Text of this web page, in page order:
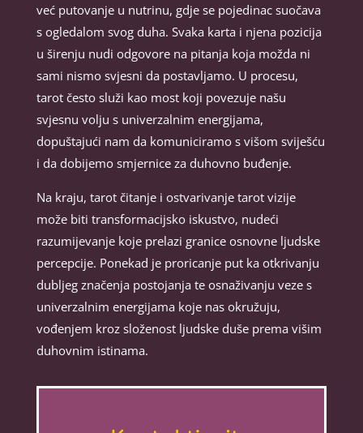
već putovanje u nutrinu, gdje se pojedinac suočava
s ogledalom svog duha. Svaka karta i njena pozicija
u širenju nudi odgovore na pitanja koja možda ni
sami nismo svjesni da postavljamo. U procesu,
tarot često služi kao most koji povezuje našu
svjesnu volju s univerzalnim energijama,
dopuštajući nam da komuniciramo s višom sviješću
i da dobijemo smjernice za duhovno buđenje.
Na kraju, tarot čitanje i ostvarivanje tarot vizije
može biti transformacijsko iskustvo, nudeći
razumijevanje koje prelazi granice osnovne ljudske
percepcije. Ponekad je proricanje put ka otkrivanju
dubljeg značenja postojanja te osnaživanju veze s
univerzalnim energijama koje nas okružuju,
vođenjem kroz složenost ljudske duše prema višim
duhovnim istinama.